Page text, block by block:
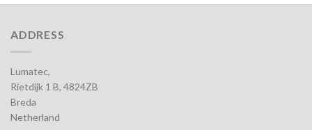
ADDRESS
Lumatec,
Rietdijk 1 B, 4824ZB
Breda
Netherland